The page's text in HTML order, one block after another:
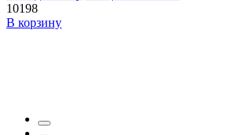
10198
В корзину